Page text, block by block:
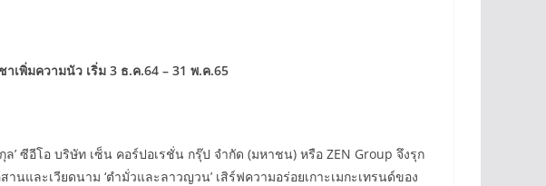
พิ่มความนัว เริ่ม 3 ธ.ค.64 – 31 พ.ค.65
ซีอีโอ บริษัท เซ็น คอร์ปอเรชั่น กรุ๊ป จำกัด (มหาชน) หรือ ZEN Group จึงรุก
และเวียดนาม ‘ตำมั่วและลาวญวน’ เสิร์ฟความอร่อยเกาะเมกะเทรนด์ของ